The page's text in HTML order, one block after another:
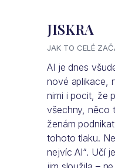
JISKRA
JAK TO CELÉ
AI je dnes
nové aplikace,
nimi i pocit, že
všechny, něco
ženám
tohoto tlaku.
nejvíc AI“. Učí